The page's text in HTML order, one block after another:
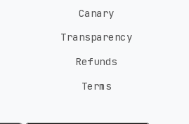
Canary
Transparency
Refunds
Terms